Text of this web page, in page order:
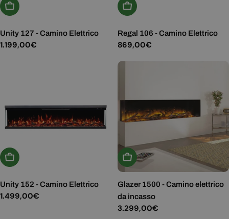
Aggiungi Al Carrello
Unity 127 - Camino Elettrico
Prezzo
1.199,00€
Aggiungi Al Carrello
Regal 106 - Camino Elettrico
Prezzo
869,00€
Aggiungi Al Carrello
Unity 152 - Camino Elettrico
Prezzo
1.499,00€
Aggiungi Al Carrello
Glazer 1500 - Camino elettrico
da incasso
Prezzo
3.299,00€